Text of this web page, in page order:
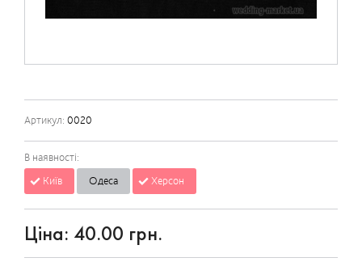
Артикул: 0020
В наявності:
Київ
Одеса Херсон
Ціна: 40.00 грн.